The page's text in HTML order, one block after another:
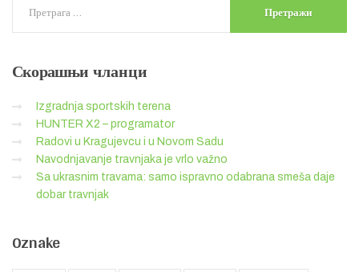
Скорашњичланци
Izgradnja sportskih terena
HUNTER X2 – programator
Radovi u Kragujevcu i u Novom Sadu
Navodnjavanje travnjaka je vrlo važno
Sa ukrasnim travama: samo ispravno odabrana smeša daje
dobar travnjak
Oznake